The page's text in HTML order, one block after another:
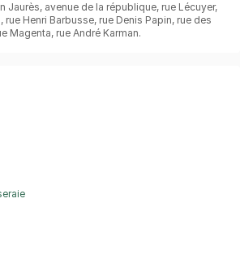
Jaurès, avenue de la république, rue Lécuyer,
rue Henri Barbusse, rue Denis Papin, rue des
Magenta, rue André Karman.